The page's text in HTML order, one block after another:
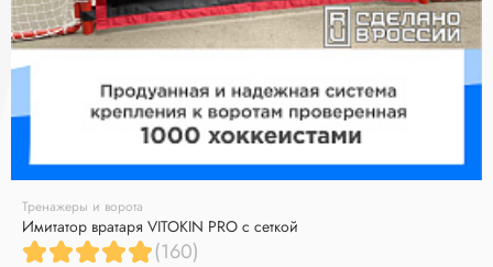
Тренажеры и ворота
Имитатор вратаря VITOKIN PRO с сеткой
(160)